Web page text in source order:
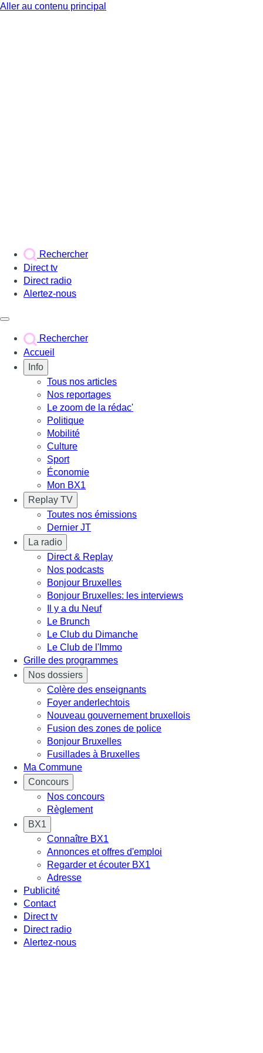
Aller au contenu principal
Rechercher
Direct tv
Direct radio
Alertez-nous
Rechercher
Accueil
Info
Tous nos articles
Nos reportages
Le zoom de la rédac'
Politique
Mobilité
Culture
Sport
Économie
Mon BX1
Replay TV
Toutes nos émissions
Dernier JT
La radio
Direct & Replay
Nos podcasts
Bonjour Bruxelles
Bonjour Bruxelles: les interviews
Il y a du Neuf
Le Brunch
Le Club du Dimanche
Le Club de l'Immo
Grille des programmes
Nos dossiers
Colère des enseignants
Foyer anderlechtois
Nouveau gouvernement bruxellois
Fusion des zones de police
Bonjour Bruxelles
Fusillades à Bruxelles
Ma Commune
Concours
Nos concours
Règlement
BX1
Connaître BX1
Annonces et offres d'emploi
Regarder et écouter BX1
Adresse
Publicité
Contact
Direct tv
Direct radio
Alertez-nous